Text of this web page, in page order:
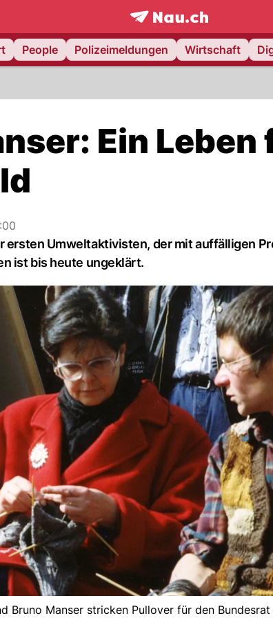
frontpage.NAU.ch
People Polizeimeldungen Wirtschaft
Ein Leben
ersten Umweltaktivisten, der mit auffälligen
ist bis heute ungeklärt.
Bruno Manser stricken Pullover für den